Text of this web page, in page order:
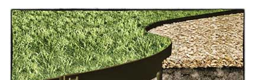
Třebonínem
Kaple v severní části Dolního Třebonína
Márnice na hřbitově v Rybniště
Kaple u kostela svatého Jiljí v Lužci nad